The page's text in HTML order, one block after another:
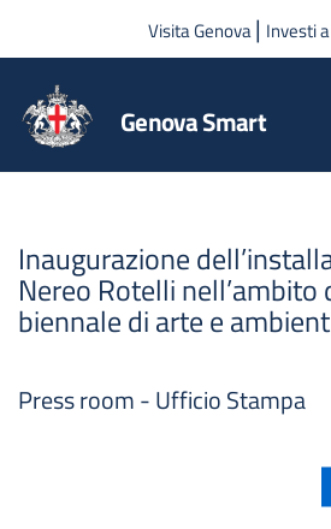
Salta al contenuto
Visita Genova| Investi
Genova Smart
Inaugurazione
Nereo Rotelli nell’ambito
biennale di arte e
Press room - Ufficio Stampa